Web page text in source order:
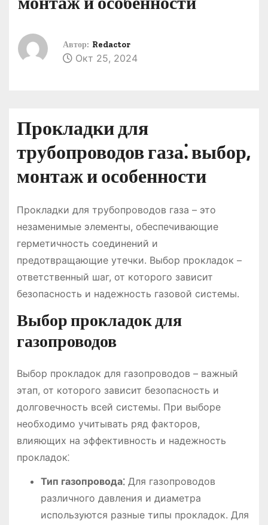
Автор: Redactor
Окт 25, 2024
Прокладки для
трубопроводов газа⁚ выбор,
монтаж и особенности
Прокладки для трубопроводов газа – это
незаменимые элементы, обеспечивающие
герметичность соединений и
предотвращающие утечки. Выбор прокладок –
ответственный шаг, от которого зависит
безопасность и надежность газовой системы.
Выбор прокладок для
газопроводов
Выбор прокладок для газопроводов – важный
этап, от которого зависит безопасность и
долговечность всей системы. При выборе
необходимо учитывать ряд факторов,
влияющих на эффективность и надежность
прокладок⁚
Тип газопровода⁚Для газопроводов
различного давления и диаметра
используются разные типы прокладок. Для